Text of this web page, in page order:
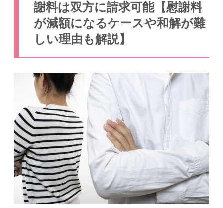
謝料は双方に請求可能【慰謝料
が減額になるケースや和解が難
しい理由も解説】